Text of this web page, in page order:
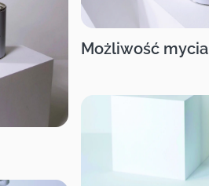
Możliwość mycia